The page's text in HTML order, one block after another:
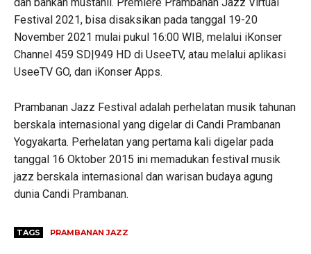
Festival 2021, bisa disaksikan pada tanggal 19-20
November 2021 mulai pukul 16:00 WIB, melalui iKonser
Channel 459 SD|949 HD di UseeTV, atau melalui aplikasi
UseeTV GO, dan iKonser Apps.
Prambanan Jazz Festival adalah perhelatan musik tahunan
berskala internasional yang digelar di Candi Prambanan
Yogyakarta. Perhelatan yang pertama kali digelar pada
tanggal 16 Oktober 2015 ini memadukan festival musik
jazz berskala internasional dan warisan budaya agung
dunia Candi Prambanan.
TAGS PRAMBANAN JAZZ